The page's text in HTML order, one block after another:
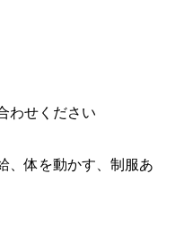
わせください
、体を動かす、制服あ